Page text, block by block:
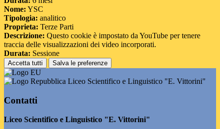
Nome: YSC
Tipologia: analitico
Proprieta: Terze Parti
Descrizione: Questo cookie è impostato da YouTube per tenere
traccia delle visualizzazioni dei video incorporati.
Durata: Sessione
Accetta tutti Salva le preferenze
Liceo Scientifico e Linguistico "E. Vittorini"
Contatti
Liceo Scientifico e Linguistico "E. Vittorini"